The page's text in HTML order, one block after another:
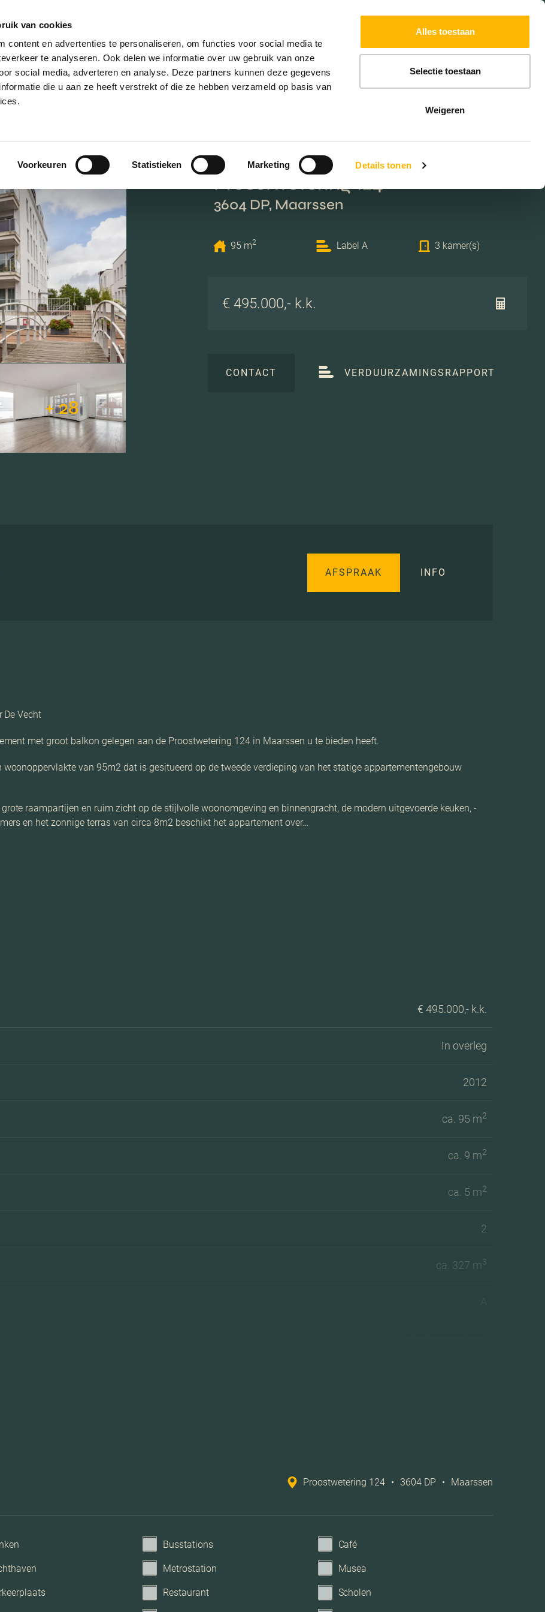
van cookies
content en advertenties te personaliseren, om functies voor social media te
te analyseren. Ook delen we informatie over uw gebruik van onze
social media, adverteren en analyse. Deze partners kunnen deze gegevens
die u aan ze heeft verstrekt of die ze hebben verzameld op basis van
Voorkeuren Statistieken Marketing Details tonen
Alles toestaan
Selectie toestaan
Weigeren
EXTRA DIENSTEN
+ 28
Proostwetering 124
3604 DP, Maarssen
95 m2 Label A 3 kamer(s)
€ 495.000,- k.k.
CONTACT VERDUURZAMINGSRAPPORT
AFSPRAAK INFO
De Vecht
met groot balkon gelegen aan de Proostwetering 124 in Maarssen u te bieden heeft.
van 95m2 dat is gesitueerd op de tweede verdieping van het statige appartementengebouw
raampartijen en ruim zicht op de stijlvolle woonomgeving en binnengracht, de modern uitgevoerde keuken, -
en het zonnige terras van circa 8m2 beschikt het appartement over…
€ 495.000,- k.k.
In overleg
2012
ca. 95 m2
ca. 9 m2
ca. 5 m2
2
ca. 327 m3
Parkeerkelder
Proostwetering 124 • 3604 DP • Maarssen
Busstations Café
Metrostation Musea
Restaurant Scholen